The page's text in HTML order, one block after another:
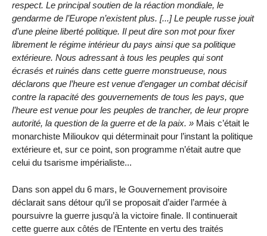
respect. Le principal soutien de la réaction mondiale, le
gendarme de l’Europe n’existent plus. [...] Le peuple russe jouit
d’une pleine liberté politique. Il peut dire son mot pour fixer
librement le régime intérieur du pays ainsi que sa politique
extérieure. Nous adressant à tous les peuples qui sont
écrasés et ruinés dans cette guerre monstrueuse, nous
déclarons que l’heure est venue d’engager un combat décisif
contre la rapacité des gouvernements de tous les pays, que
l’heure est venue pour les peuples de trancher, de leur propre
autorité, la question de la guerre et de la paix.
Mais c’était le
monarchiste Milioukov qui déterminait pour l’instant la politique
extérieure et, sur ce point, son programme n’était autre que
celui du tsarisme impérialiste...
Dans son appel du 6 mars, le Gouvernement provisoire
déclarait sans détour qu’il se proposait d’aider l’armée à
poursuivre la guerre jusqu’à la victoire finale. Il continuerait
cette guerre aux côtés de l’Entente en vertu des traités